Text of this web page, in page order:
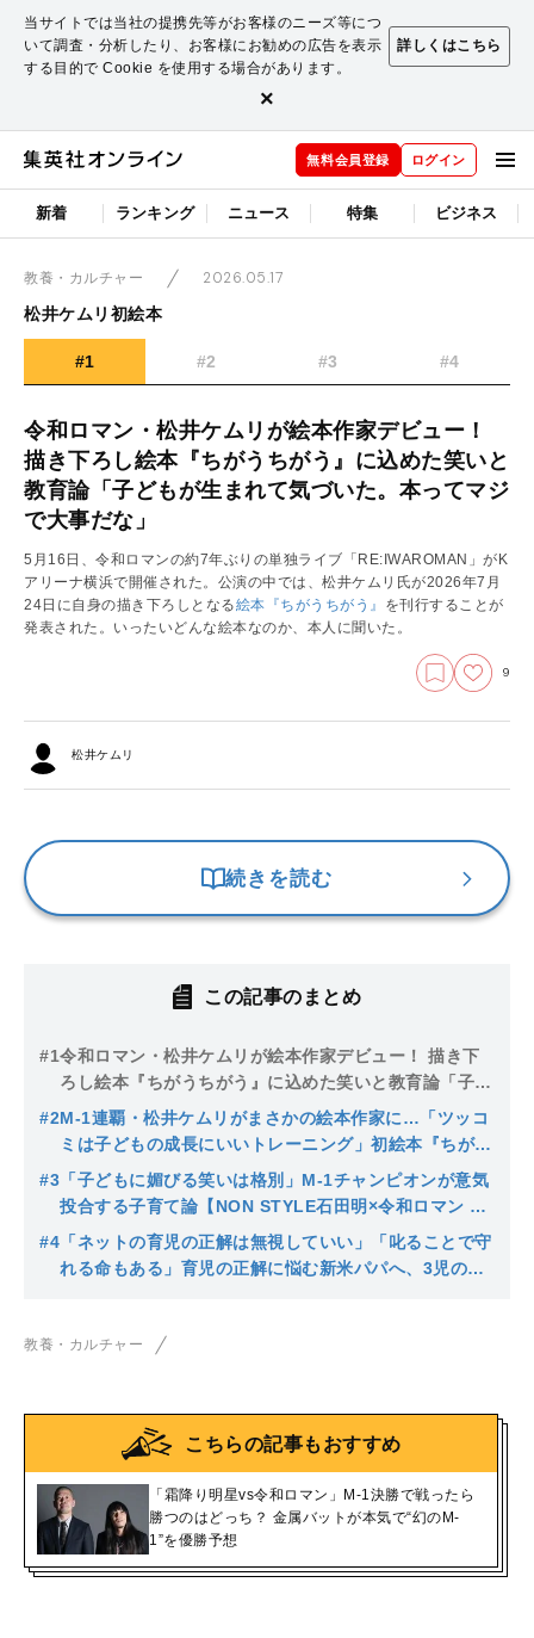
当サイトでは当社の提携先等がお客様のニーズ等につ
いて調査・分析したり、お客様にお勧めの広告を表示
する目的で Cookie を使用する場合があります。
詳しくはこちら
×
無料会員登録 ログイン
新着 ランキング ニュース 特集 ビジネス
教養・カルチャー
2026.05.17
松井ケムリ初絵本
#1 #2 #3 #4
令和ロマン・松井ケムリが絵本作家デビュー！
描き下ろし絵本『ちがうちがう』に込めた笑いと
教育論「子どもが生まれて気づいた。本ってマジ
で大事だな」
5月16日、令和ロマンの約7年ぶりの単独ライブ「RE:IWAROMAN」がK
アリーナ横浜で開催された。公演の中では、松井ケムリ氏が2026年7月
24日に自身の描き下ろしとなる絵本『ちがうちがう』
を刊行することが
発表された。いったいどんな絵本なのか、本人に聞いた。
9
松井ケムリ
続きを読む
この記事のまとめ
#1令和ロマン・松井ケムリが絵本作家デビュー！ 描き下
ろし絵本『ちがうちがう』に込めた笑いと教育論「子ど
もが生まれて気づいた。本ってマジで大事だな」
#2M-1連覇・松井ケムリがまさかの絵本作家に…「ツッコ
ミは子どもの成長にいいトレーニング」初絵本『ちがう
ちがう』に込めた“子どもが笑うボケ”とは
#3 「子どもに媚びる笑いは格別」M-1チャンピオンが意気
投合する子育て論【NON STYLE石田明×令和ロマン 松
井ケムリ】
#4 「ネットの育児の正解は無視していい」「叱ることで守
れる命もある」育児の正解に悩む新米パパへ、3児の父
教養・カルチャー
こちらの記事もおすすめ
「霜降り明星vs令和ロマン」M-1決勝で戦ったら
勝つのはどっち？ 金属バットが本気で“幻のM-
1”を優勝予想